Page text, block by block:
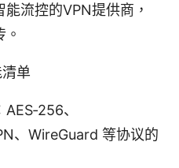
流控的VPN提供商，
单
、
、WireGuard 等协议的